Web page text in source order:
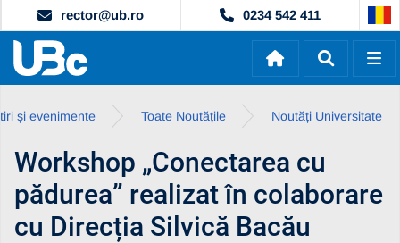
rector@ub.ro 0234 542 411
și evenimente Toate Noutățile Noutăți Universitate
Workshop „Conectarea cu
pădurea” realizat în colaborare
cu Direcția Silvică Bacău